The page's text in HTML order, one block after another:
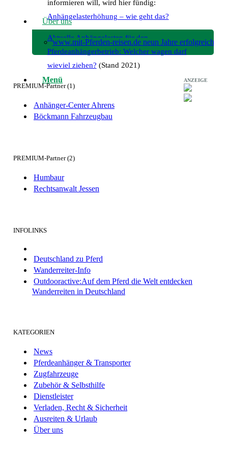
Über uns
www.mit-Pferden-reisen.de neun Jahre erfolgreich!
Menü
informieren will, wird hier fündig:
Anhängelasterhöhung – wie geht das?
Aktuelle Anhängelasten für den
Pferdeanhängerbetrieb: Welcher wagen darf
wieviel ziehen? (Stand 2021)
ANZEIGE
PREMIUM-Partner (1)
Anhänger-Center Ahrens
Böckmann Fahrzeugbau
PREMIUM-Partner (2)
Humbaur
Rechtsanwalt Jessen
INFOLINKS
Deutschland zu Pferd
Wanderreiter-Info
Outdooractive:Auf dem Pferd die Welt entdecken
Wanderreiten in Deutschland
KATEGORIEN
News
Pferdeanhänger & Transporter
Zugfahrzeuge
Zubehör & Selbsthilfe
Dienstleister
Verladen, Recht & Sicherheit
Ausreiten & Urlaub
Über uns